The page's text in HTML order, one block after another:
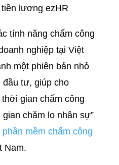
lương ezHR
tính năng chấm công
nghiệp tại Việt
một phiên bản nhỏ
đầu tư, giúp cho
gian chấm công
chăm lo nhân sự”
phần mềm chấm công
Nam.